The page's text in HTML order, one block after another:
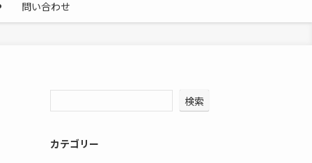
問い合わせ
検索
カテゴリー